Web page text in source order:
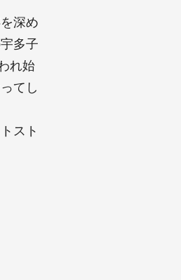
深め
多子
れ始
てし
スト